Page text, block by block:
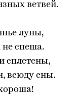
ветвей.
луны,
спеша.
сплетены,
всюду сны.